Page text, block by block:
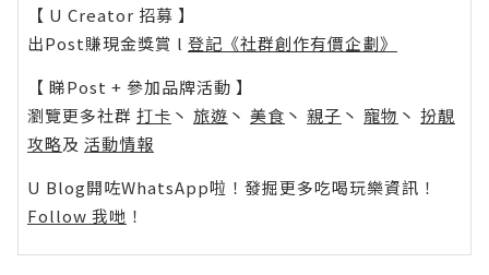
【 U Creator 招募 】
出Post賺現金獎賞 l 登記《社群創作有價企劃》
【 睇Post + 參加品牌活動 】
瀏覽更多社群 打卡 丶 旅遊 丶 美食 丶 親子 丶 寵物 丶 扮靚
攻略及 活動情報
U Blog開咗WhatsApp啦！發掘更多吃喝玩樂資訊！
Follow 我哋 ！